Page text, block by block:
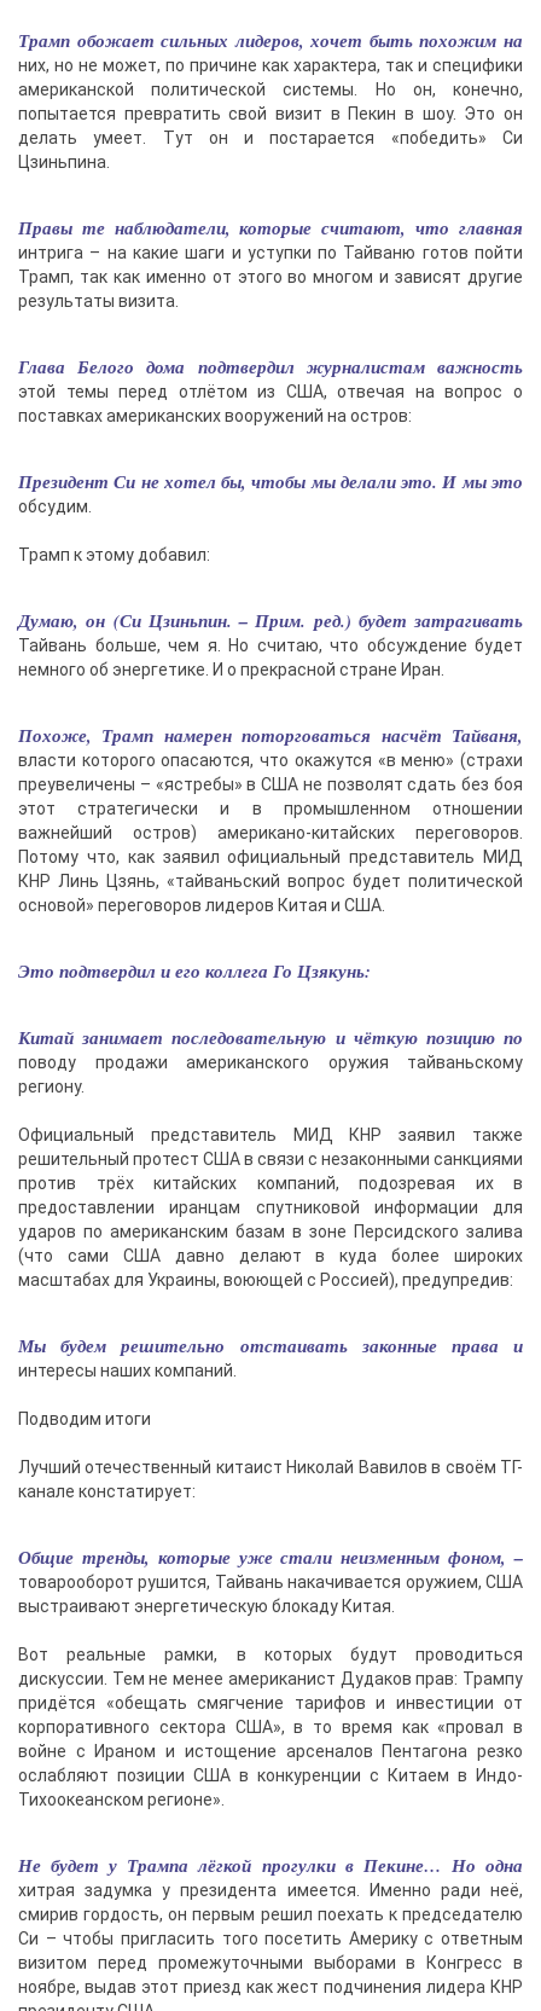
Трамп обожает сильных лидеров, хочет быть похожим на
них, но не может, по причине как характера, так и специфики
американской политической системы. Но он, конечно,
попытается превратить свой визит в Пекин в шоу. Это он
делать умеет. Тут он и постарается «победить» Си
Цзиньпина.
Правы те наблюдатели, которые считают, что главная
интрига – на какие шаги и уступки по Тайваню готов пойти
Трамп, так как именно от этого во многом и зависят другие
результаты визита.
Глава Белого дома подтвердил журналистам важность
этой темы перед отлётом из США, отвечая на вопрос о
поставках американских вооружений на остров:
Президент Си не хотел бы, чтобы мы делали это. И мы это
обсудим.
Трамп к этому добавил:
Думаю, он (Си Цзиньпин. – Прим. ред.) будет затрагивать
Тайвань больше, чем я. Но считаю, что обсуждение будет
немного об энергетике. И о прекрасной стране Иран.
Похоже, Трамп намерен поторговаться насчёт Тайваня,
власти которого опасаются, что окажутся «в меню» (страхи
преувеличены – «ястребы» в США не позволят сдать без боя
этот стратегически и в промышленном отношении
важнейший остров) американо-китайских переговоров.
Потому что, как заявил официальный представитель МИД
КНР Линь Цзянь, «тайваньский вопрос будет политической
основой» переговоров лидеров Китая и США.
Это подтвердил и его коллега Го Цзякунь:
Китай занимает последовательную и чёткую позицию по
поводу продажи американского оружия тайваньскому
региону.
Официальный представитель МИД КНР заявил также
решительный протест США в связи с незаконными санкциями
против трёх китайских компаний, подозревая их в
предоставлении иранцам спутниковой информации для
ударов по американским базам в зоне Персидского залива
(что сами США давно делают в куда более широких
масштабах для Украины, воюющей с Россией), предупредив:
Мы будем решительно отстаивать законные права и
интересы наших компаний.
Подводим итоги
Лучший отечественный китаист Николай Вавилов в своём ТГ-
канале констатирует:
Общие тренды, которые уже стали неизменным фоном, –
товарооборот рушится, Тайвань накачивается оружием, США
выстраивают энергетическую блокаду Китая.
Вот реальные рамки, в которых будут проводиться
дискуссии. Тем не менее американист Дудаков прав: Трампу
придётся «обещать смягчение тарифов и инвестиции от
корпоративного сектора США», в то время как «провал в
войне с Ираном и истощение арсеналов Пентагона резко
ослабляют позиции США в конкуренции с Китаем в Индо-
Тихоокеанском регионе».
Не будет у Трампа лёгкой прогулки в Пекине… Но одна
хитрая задумка у президента имеется. Именно ради неё,
смирив гордость, он первым решил поехать к председателю
Си – чтобы пригласить того посетить Америку с ответным
визитом перед промежуточными выборами в Конгресс в
ноябре, выдав этот приезд как жест подчинения лидера КНР